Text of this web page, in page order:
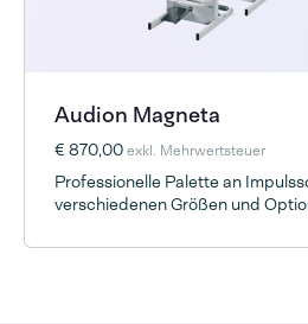
Audion Magneta
€ 870,00exkl. Mehrwertsteuer
Professionelle Palette an
verschiedenen Größen und